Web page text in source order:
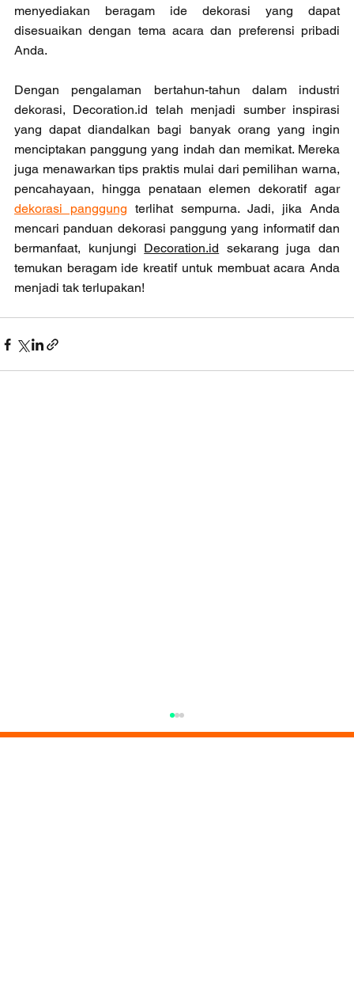
menyediakan beragam ide dekorasi yang dapat
disesuaikan dengan tema acara dan preferensi pribadi
Anda.
Dengan pengalaman bertahun-tahun dalam industri
dekorasi, Decoration.id telah menjadi sumber inspirasi
yang dapat diandalkan bagi banyak orang yang ingin
menciptakan panggung yang indah dan memikat. Mereka
juga menawarkan tips praktis mulai dari pemilihan warna,
pencahayaan, hingga penataan elemen dekoratif agar
dekorasi panggung terlihat sempurna. Jadi, jika Anda
mencari panduan dekorasi panggung yang informatif dan
bermanfaat, kunjungi Decoration.id sekarang juga dan
temukan beragam ide kreatif untuk membuat acara Anda
menjadi tak terlupakan!